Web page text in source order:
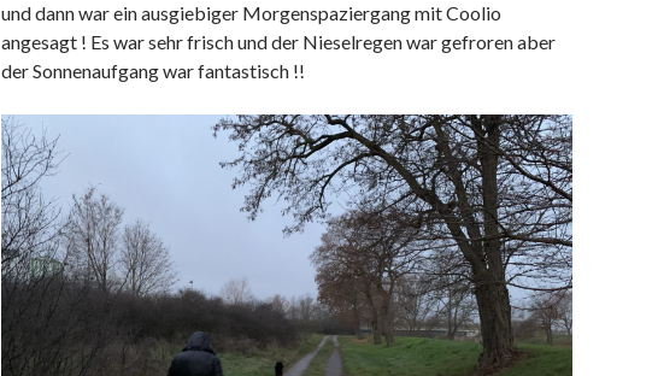
und dann war ein ausgiebiger Morgenspaziergang mit Coolio
angesagt ! Es war sehr frisch und der Nieselregen war gefroren aber
der Sonnenaufgang war fantastisch !!